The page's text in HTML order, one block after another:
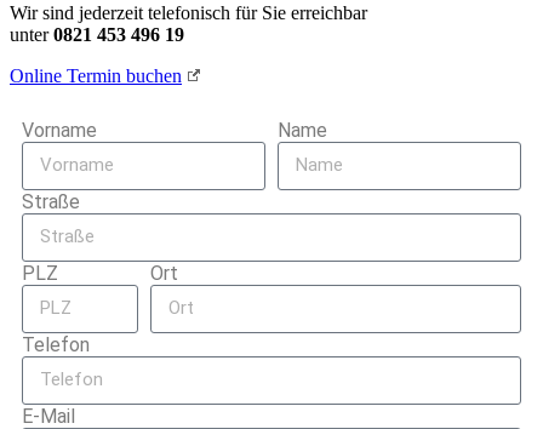
Wir sind jederzeit telefonisch für Sie erreichbar
unter0821 453 496 19
Online Termin buchen
Vorname Name
Straße
PLZ Ort
Telefon
E-Mail